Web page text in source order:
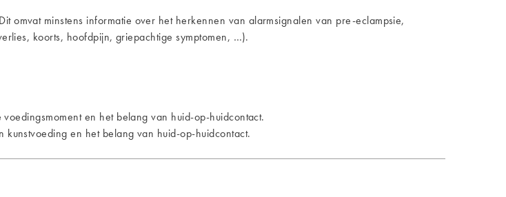
omvat minstens informatie over het herkennen van alarmsignalen van pre-eclampsie,
koorts, hoofdpijn, griepachtige symptomen, …).
en het belang van huid-op-huidcontact.
en het belang van huid-op-huidcontact.